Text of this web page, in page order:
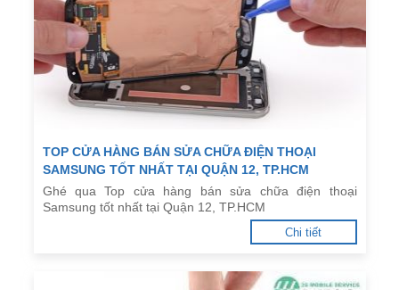
TOP CỬA HÀNG BÁN SỬA CHỮA ĐIỆN THOẠI
SAMSUNG TỐT NHẤT TẠI QUẬN 12, TP.HCM
Ghé qua Top cửa hàng bán sửa chữa điện thoại
Samsung tốt nhất tại Quận 12, TP.HCM
Chi tiết